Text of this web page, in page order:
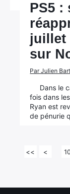
PS5 :
juillet
sur
Par Julien
Dans le
fois dans
Ryan est
de pénurie
<< <